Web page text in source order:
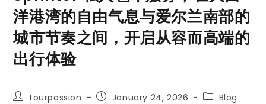
洋港湾的自由气息与爱尔兰南部的
城市节奏之间，开启从容而高端的
出行体验
tourpassion January 24, 2026 Blog